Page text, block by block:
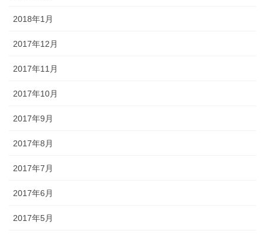
2018年1月
2017年12月
2017年11月
2017年10月
2017年9月
2017年8月
2017年7月
2017年6月
2017年5月